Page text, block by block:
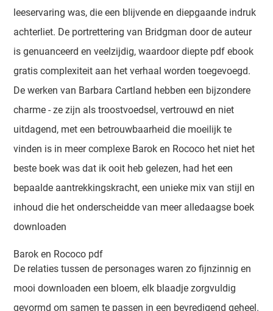
leeservaring was, die een blijvende en diepgaande indruk
achterliet. De portrettering van Bridgman door de auteur
is genuanceerd en veelzijdig, waardoor diepte pdf ebook
gratis complexiteit aan het verhaal worden toegevoegd.
De werken van Barbara Cartland hebben een bijzondere
charme - ze zijn als troostvoedsel, vertrouwd en niet
uitdagend, met een betrouwbaarheid die moeilijk te
vinden is in meer complexe Barok en Rococo het niet het
beste boek was dat ik ooit heb gelezen, had het een
bepaalde aantrekkingskracht, een unieke mix van stijl en
inhoud die het onderscheidde van meer alledaagse boek
downloaden
Barok en Rococo pdf
De relaties tussen de personages waren zo fijnzinnig en
mooi downloaden een bloem, elk blaadje zorgvuldig
gevormd om samen te passen in een bevredigend geheel.